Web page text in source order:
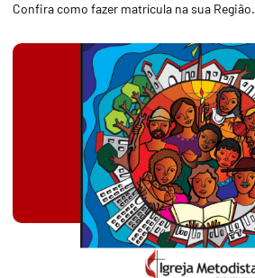
Confira como fazer matrícula na sua Região.